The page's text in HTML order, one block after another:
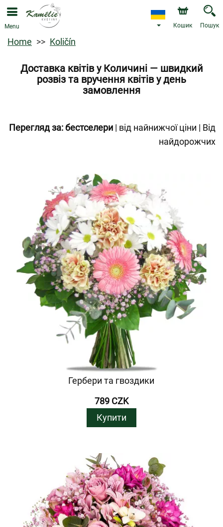
Menu Кошик Пошук
Home Količín
Доставка квітів у Количині — швидкий
розвіз та вручення квітів у день
замовлення
Перегляд за:бестселери | від найнижчої ціни | Від
найдорожчих
Гербери та гвоздики
789 CZK
Купити